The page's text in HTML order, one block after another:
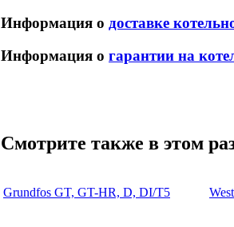
Информация о доставке
Информация о гарантии на
Смотрите также в этом
Grundfos GT, GT-HR, D, DI/T5